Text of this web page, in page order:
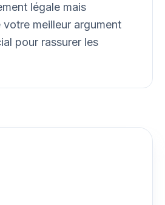
légale mais
votre meilleur argument
pour rassurer les